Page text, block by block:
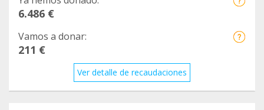
6.486 €
Vamos a donar:
211 €
Ver detalle de recaudaciones